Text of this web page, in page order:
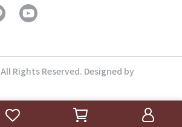
All Rights Reserved. Designed by